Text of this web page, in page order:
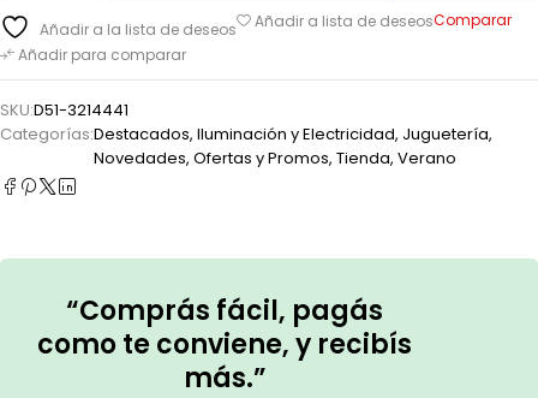
Añadir a la lista de deseos Añadir a lista de deseosComparar
Añadir para comparar
SKU:D51-3214441
Categorías:Destacados, Iluminación y Electricidad, Juguetería,
Novedades, Ofertas y Promos, Tienda, Verano
“Comprás fácil, pagás
como te conviene, y recibís
más.”